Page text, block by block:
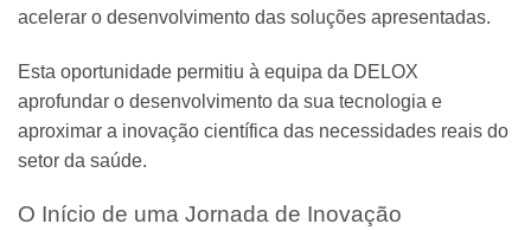
acelerar o desenvolvimento das soluções apresentadas.
Esta oportunidade permitiu à equipa da DELOX
aprofundar o desenvolvimento da sua tecnologia e
aproximar a inovação científica das necessidades reais do
setor da saúde.
O Início de uma Jornada de Inovação